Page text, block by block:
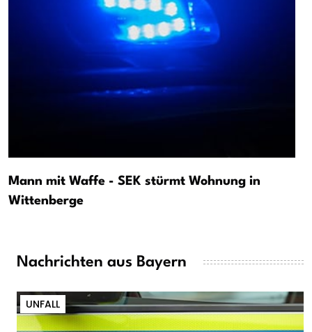
Mann mit Waffe - SEK stürmt Wohnung in
Wittenberge
Nachrichten aus Bayern
UNFALL